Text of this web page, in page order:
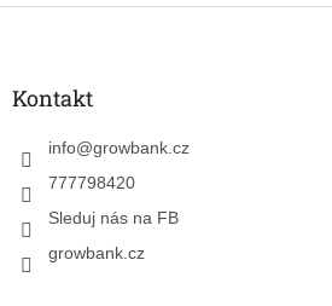
Z
Kontakt
info@growbank.cz
777798420
Sleduj nás na FB
growbank.cz